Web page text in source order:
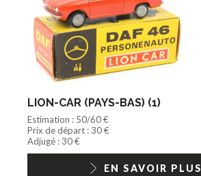
LION-CAR (PAYS-BAS) (1)
Estimation : 50/60 €
Prix de départ : 30 €
Adjugé : 30 €
EN SAVOIR PLUS